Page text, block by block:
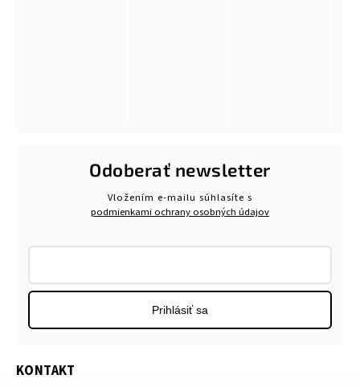
KONTAKT
Odoberať newsletter
Vložením e-mailu súhlasíte s
podmienkami ochrany osobných údajov
Prihlásiť sa